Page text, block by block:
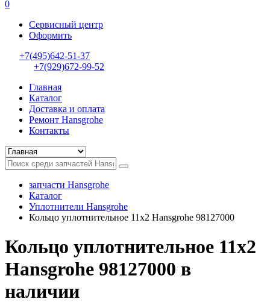
0
Сервисный центр
Оформить
+7(495)642-51-37
+7(929)672-99-52
Главная
Каталог
Доставка и оплата
Ремонт Hansgrohe
Контакты
запчасти Hansgrohe
Каталог
Уплотнители Hansgrohe
Кольцо уплотнительное 11x2 Hansgrohe 98127000
Кольцо уплотнительное 11x2
Hansgrohe 98127000 в
наличии